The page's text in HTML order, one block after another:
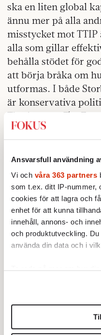
Ansvarsfull användning
Vi och våra 363 partners
som t.ex. ditt IP-nummer,
cookies för att lagra och
enhet för att kunna
innehåll, annons- och
och produktutveckling.
använda din data och i
Ta reda på mer om hur
Du kan ändra eller dra
helst från cookie-
Vi använder
ska en liten global
ännu mer på alla
misstycket mot
alla som gillar
behålla stödet för
att börja bråka om
utformas. I både
är konservativa
Tidningarna The
Times framför
det libertarianska
att »eventuella
multinationella
kommer begravas
Det är bara två år
vinster i välfärden
socialdemokratiska
Svenska Mässan i
skulle fixas eftersom
intressen också
Inom en bred
nya handelsavtalet.